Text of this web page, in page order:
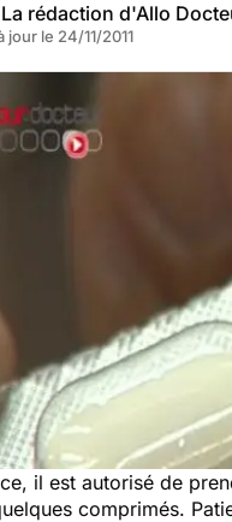
La rédaction d'Allo
jour le 24/11/2011
il est autorisé de
comprimés.